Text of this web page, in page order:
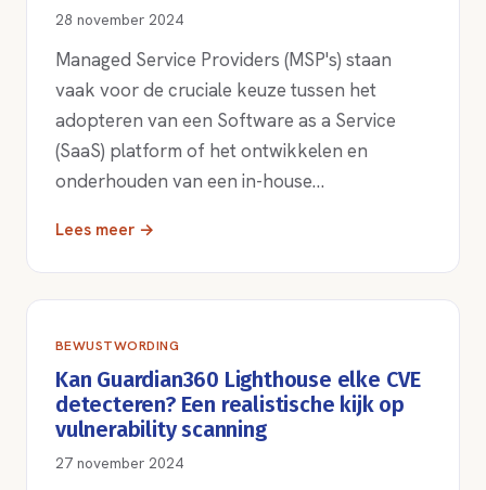
28 november 2024
Managed Service Providers (MSP's) staan
vaak voor de cruciale keuze tussen het
adopteren van een Software as a Service
(SaaS) platform of het ontwikkelen en
onderhouden van een in-house…
Lees meer →
BEWUSTWORDING
Kan Guardian360 Lighthouse elke CVE
detecteren? Een realistische kijk op
vulnerability scanning
27 november 2024